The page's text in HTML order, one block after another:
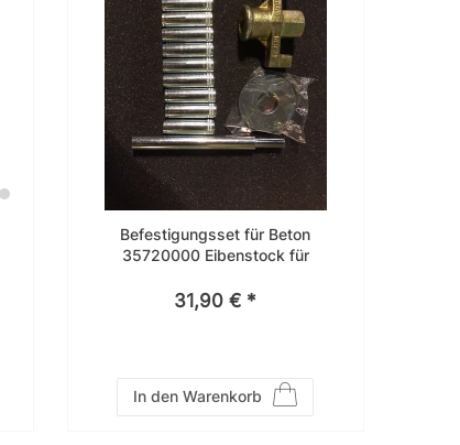
Befestigungsset für Beton
35720000 Eibenstock für
31,90 € *
In den Warenkorb